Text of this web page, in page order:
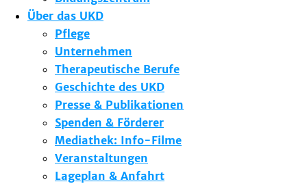
Über das UKD
Pflege
Unternehmen
Therapeutische Berufe
Geschichte des UKD
Presse & Publikationen
Spenden & Förderer
Mediathek: Info-Filme
Veranstaltungen
Lageplan & Anfahrt